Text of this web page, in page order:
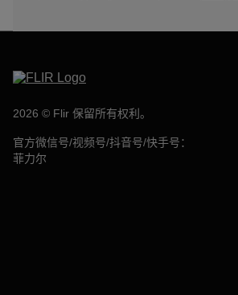
2026 © Flir 保留所有权利。
官方微信号/视频号/抖音号/快手号：
菲力尔